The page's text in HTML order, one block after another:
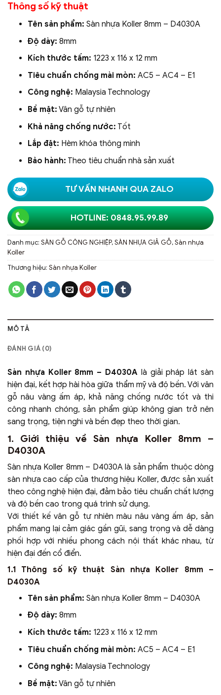
Thông số kỹ thuật
Tên sản phẩm: Sàn nhựa Koller 8mm – D4030A
Độ dày: 8mm
Kích thước tấm: 1223 x 116 x 12 mm
Tiêu chuẩn chống mài mòn: AC5 – AC4 – E1
Công nghệ: Malaysia Technology
Bề mặt: Vân gỗ tự nhiên
Khả năng chống nước: Tốt
Lắp đặt: Hèm khóa thông minh
Bảo hành: Theo tiêu chuẩn nhà sản xuất
TƯ VẤN NHANH QUA ZALO
HOTLINE: 0848.95.99.89
Danh mục: SÀN GỖ CÔNG NGHIỆP,SÀN NHỰA GIẢ GỖ,Sàn nhựa
Koller
Thương hiệu: Sàn nhựa Koller
MÔ TẢ
ĐÁNH GIÁ (0)
Sàn nhựa Koller 8mm – D4030A là giải pháp lát sàn
hiện đại, kết hợp hài hòa giữa thẩm mỹ và độ bền. Với vân
gỗ nâu vàng ấm áp, khả năng chống nước tốt và thi
công nhanh chóng, sản phẩm giúp không gian trở nên
sang trọng, tiện nghi và bền đẹp theo thời gian.
1. Giới thiệu về Sàn nhựa Koller 8mm –
D4030A
Sàn nhựa Koller 8mm – D4030A là sản phẩm thuộc dòng
sàn nhựa cao cấp của thương hiệu Koller, được sản xuất
theo công nghệ hiện đại, đảm bảo tiêu chuẩn chất lượng
và độ bền cao trong quá trình sử dụng.
Với thiết kế vân gỗ tự nhiên màu nâu vàng ấm áp, sản
phẩm mang lại cảm giác gần gũi, sang trọng và dễ dàng
phối hợp với nhiều phong cách nội thất khác nhau, từ
hiện đại đến cổ điển.
1.1 Thông số kỹ thuật Sàn nhựa Koller 8mm –
D4030A
Tên sản phẩm: Sàn nhựa Koller 8mm – D4030A
Độ dày: 8mm
Kích thước tấm: 1223 x 116 x 12 mm
Tiêu chuẩn chống mài mòn: AC5 – AC4 – E1
Công nghệ: Malaysia Technology
Bề mặt: Vân gỗ tự nhiên